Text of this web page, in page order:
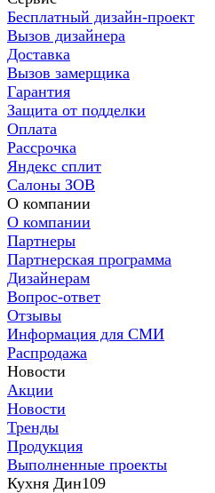
Бесплатный дизайн-проект
Вызов дизайнера
Доставка
Вызов замерщика
Гарантия
Защита от подделки
Оплата
Рассрочка
Яндекс сплит
Салоны ЗОВ
О компании
О компании
Партнеры
Партнерская программа
Дизайнерам
Вопрос-ответ
Отзывы
Информация для СМИ
Распродажа
Новости
Акции
Новости
Тренды
Продукция
Выполненные проекты
Кухня Дин109